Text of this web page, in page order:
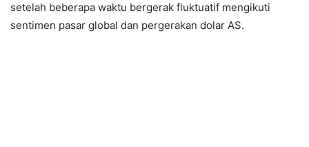
setelah beberapa waktu bergerak fluktuatif mengikuti
sentimen pasar global dan pergerakan dolar AS.